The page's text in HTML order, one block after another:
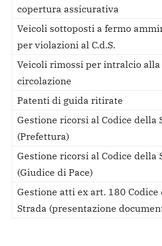
copertura assicurativa
Veicoli sottoposti a fermo
per violazioni al C.d.S.
Veicoli rimossi per intralcio alla
circolazione
Patenti di guida ritirate
Gestione ricorsi al Codice della
(Prefettura)
Gestione ricorsi al Codice della
(Giudice di Pace)
Gestione atti ex art. 180 Codice
Strada (presentazione